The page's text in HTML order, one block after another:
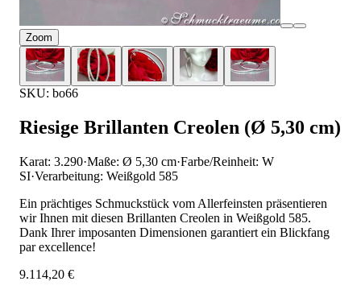
Zoom
SKU: bo66
Riesige Brillanten Creolen (Ø 5,30 cm)
Karat: 3.290·Maße: Ø 5,30 cm·Farbe/Reinheit: W
SI·Verarbeitung: Weißgold 585
Ein prächtiges Schmuckstück vom Allerfeinsten präsentieren
wir Ihnen mit diesen Brillanten Creolen in Weißgold 585.
Dank Ihrer imposanten Dimensionen garantiert ein Blickfang
par excellence!
9.114,20 €